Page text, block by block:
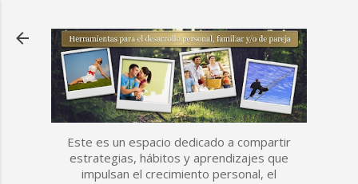
Este es un espacio dedicado a compartir
estrategias, hábitos y aprendizajes que
impulsan el crecimiento personal, el